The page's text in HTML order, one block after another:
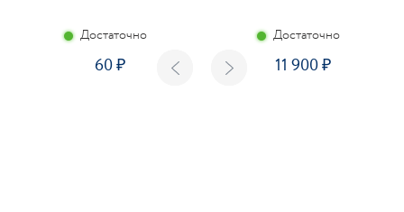
Достаточно
60
Достаточно
11 900